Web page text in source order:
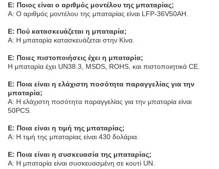
Ε: Ποιος είναι ο αριθμός μοντέλου της μπαταρίας;
Α: Ο αριθμός μοντέλου της μπαταρίας είναι LFP-36V50AH.
Ε: Πού κατασκευάζεται η μπαταρία;
Α: Η μπαταρία κατασκευάζεται στην Κίνα.
Ε: Ποιες πιστοποιήσεις έχει η μπαταρία;
Η μπαταρία έχει UN38.3, MSDS, ROHS, και πιστοποιητικά CE.
Ε: Ποια είναι η ελάχιστη ποσότητα παραγγελίας για την
μπαταρία;
Α: Η ελάχιστη ποσότητα παραγγελίας για την μπαταρία είναι
50PCS.
Ε: Ποια είναι η τιμή της μπαταρίας;
Α: Η τιμή της μπαταρίας είναι 430 δολάρια.
Ε: Ποια είναι η συσκευασία της μπαταρίας;
Α: Η μπαταρία είναι συσκευασμένη σε κουτί UN.